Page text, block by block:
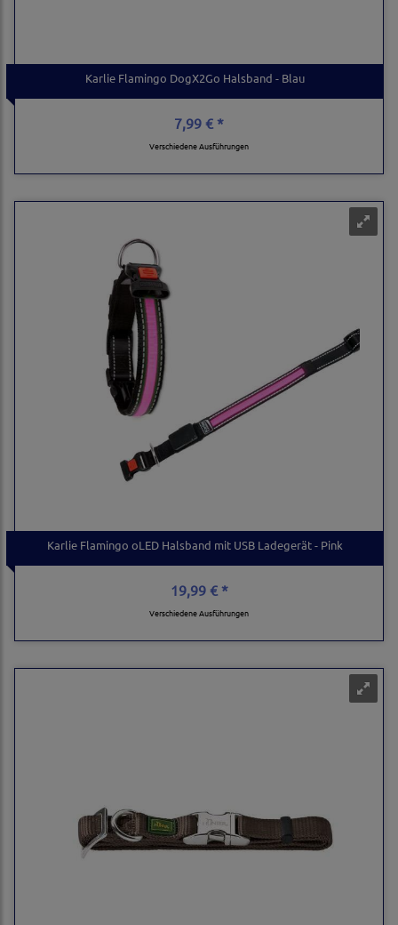
Karlie Flamingo DogX2Go Halsband - Blau
7,99 € *
Verschiedene Ausführungen
Karlie Flamingo oLED Halsband mit USB Ladegerät - Pink
19,99 € *
Verschiedene Ausführungen